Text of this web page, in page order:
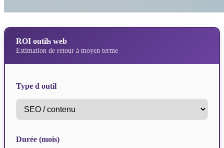
ROI outils web
Estimation de retour à moyen terme
Type d outil
Durée (mois)